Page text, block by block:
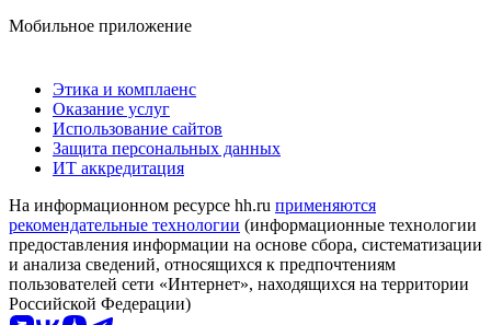
Мобильное приложение
Этика и комплаенс
Оказание услуг
Использование сайтов
Защита персональных данных
ИТ аккредитация
На информационном ресурсе hh.ru применяются
рекомендательные технологии (информационные технологии
предоставления информации на основе сбора, систематизации
и анализа сведений, относящихся к предпочтениям
пользователей сети «Интернет», находящихся на территории
Российской Федерации)